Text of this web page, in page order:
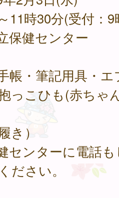
時30分(受付：9
健センター
帳・筆記用具・
っこひも(赤ちゃ
き）
センターに電話
ださい。